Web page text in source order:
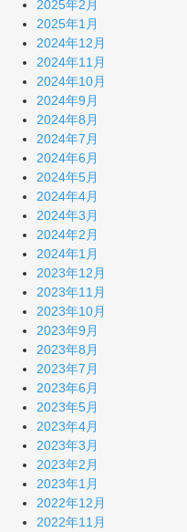
2025年2月
2025年1月
2024年12月
2024年11月
2024年10月
2024年9月
2024年8月
2024年7月
2024年6月
2024年5月
2024年4月
2024年3月
2024年2月
2024年1月
2023年12月
2023年11月
2023年10月
2023年9月
2023年8月
2023年7月
2023年6月
2023年5月
2023年4月
2023年3月
2023年2月
2023年1月
2022年12月
2022年11月